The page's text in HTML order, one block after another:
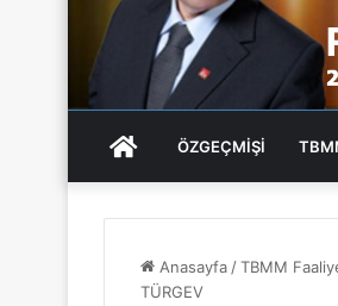
ANA
SAYFA
ÖZGEÇMİŞİ
Anasayfa/TBMM
TÜRGEV